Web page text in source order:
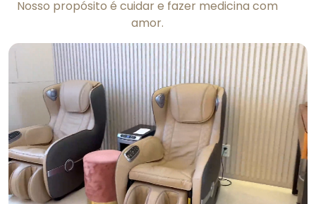
Nosso propósito é cuidar e fazer medicina com
amor.